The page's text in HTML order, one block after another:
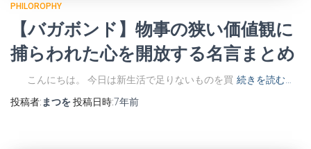
PHILOROPHY
【バガボンド】物事の狭い価値観に
捕らわれた心を開放する名言まとめ
こんにちは。 今日は新生活で足りないものを買 続きを読む…
投稿者: まつを投稿日時:7年前